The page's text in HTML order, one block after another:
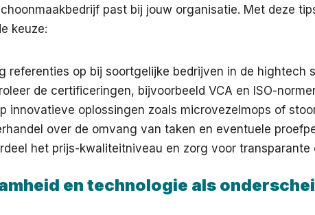
past bij jouw organisatie. Met deze
keuze:
referenties op bij soortgelijke bedrijven in de hightech
de certificeringen, bijvoorbeeld VCA en ISO-
innovatieve oplossingen zoals microvezelmops of
over de omvang van taken en eventuele
het prijs-kwaliteitniveau en zorg voor transparante
en technologie als